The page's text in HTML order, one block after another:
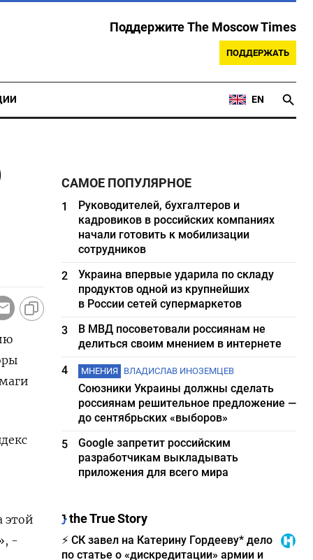
Поддержите The Moscow Times
ПОДДЕРЖАТЬ
EN
этой
-
САМОЕ ПОПУЛЯРНОЕ
1
Руководителей, бухгалтеров и
кадровиков в российских компаниях
начали готовить к мобилизации
сотрудников
2
Украина впервые ударила по складу
продуктов одной из крупнейших
в России сетей супермаркетов
3
В МВД посоветовали россиянам не
делиться своим мнением в интернете
4
МНЕНИЯ ВЛАДИСЛАВ ИНОЗЕМЦЕВ
Союзники Украины должны сделать
россиянам решительное предложение —
до сентябрьских «выборов»
5
Google запретит российским
разработчикам выкладывать
приложения для всего мира